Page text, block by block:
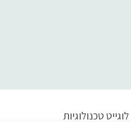
לוגייט טכנולוגיות